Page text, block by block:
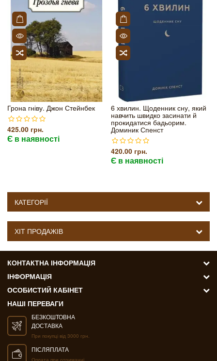
Грона гніву. Джон Стейнбек
425.00 грн.
Є в наявності
6 хвилин. Щоденник сну, який
навчить швидко засинати й
прокидатися бадьорим.
Доминик Спенст
420.00 грн.
Є в наявності
КАТЕГОРІЇ
ХІТ ПРОДАЖІВ
КОНТАКТНА ІНФОРМАЦІЯ
ІНФОРМАЦІЯ
ОСОБИСТИЙ КАБІНЕТ
НАШІ ПЕРЕВАГИ
БЕЗКОШТОВНА
ДОСТАВКА
При покупці від 3000 грн.
ПІСЛЯПЛАТА
Оплата при отриманні